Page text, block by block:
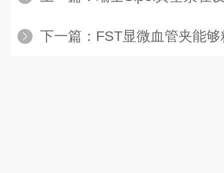
下一篇： FST显微血管夹能够精确控制